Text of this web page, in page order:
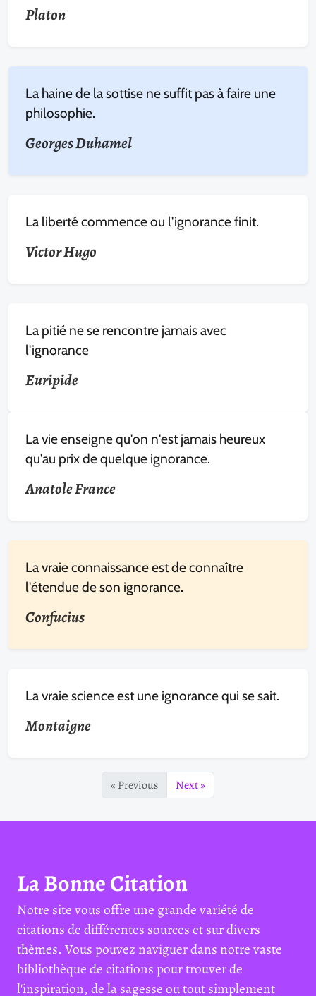
Platon
La haine de la sottise ne suffit pas à faire une
philosophie.
Georges Duhamel
La liberté commence ou l'ignorance finit.
Victor Hugo
La pitié ne se rencontre jamais avec
l'ignorance
Euripide
La vie enseigne qu'on n'est jamais heureux
qu'au prix de quelque ignorance.
Anatole France
La vraie connaissance est de connaître
l'étendue de son ignorance.
Confucius
La vraie science est une ignorance qui se sait.
Montaigne
« Previous Next »
La Bonne Citation
Notre site vous offre une grande variété de
citations de différentes sources et sur divers
thèmes. Vous pouvez naviguer dans notre vaste
bibliothèque de citations pour trouver de
l'inspiration, de la sagesse ou tout simplement